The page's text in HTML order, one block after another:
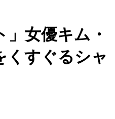
」女優キム・
くすぐるシャ